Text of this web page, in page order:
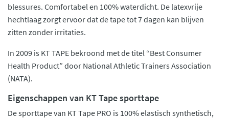
blessures. Comfortabel en 100% waterdicht. De latexvrije
hechtlaag zorgt ervoor dat de tape tot 7 dagen kan blijven
zitten zonder irritaties.
In 2009 is KT TAPE bekroond met de titel “Best Consumer
Health Product” door National Athletic Trainers Association
(NATA).
Eigenschappen van KT Tape sporttape
De sporttape van KT Tape PRO is 100% elastisch synthetisch,